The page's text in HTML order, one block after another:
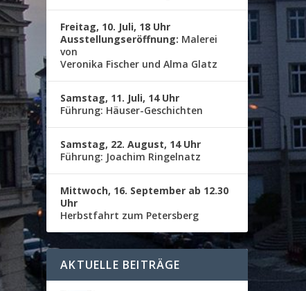
Freitag, 10. Juli, 18 Uhr
Ausstellungseröffnung: Malerei
von
Veronika Fischer und Alma Glatz
Samstag, 11. Juli, 14 Uhr
Führung: Häuser-Geschichten
Samstag, 22. August, 14 Uhr
Führung: Joachim Ringelnatz
Mittwoch, 16. September ab 12.30
Uhr
Herbstfahrt zum Petersberg
AKTUELLE BEITRÄGE